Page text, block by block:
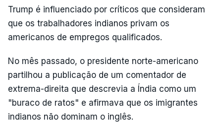
Trump é influenciado por críticos que consideram
que os trabalhadores indianos privam os
americanos de empregos qualificados.
No mês passado, o presidente norte-americano
partilhou a publicação de um comentador de
extrema-direita que descrevia a Índia como um
"buraco de ratos" e afirmava que os imigrantes
indianos não dominam o inglês.